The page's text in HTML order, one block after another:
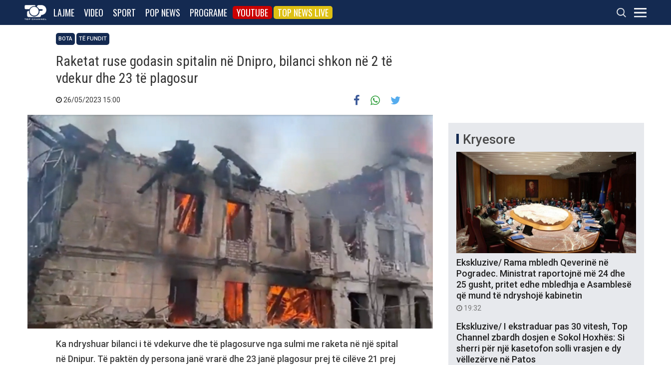
LAJME VIDEO SPORT POP NEWS PROGRAME YOUTUBE TOP NEWS LIVE
BOTA TË FUNDIT
Raketat ruse godasin spitalin në Dnipro, bilanci shkon në 2 të
vdekur dhe 23 të plagosur
26/05/2023 15:00
Ka ndryshuar bilanci i të vdekurve dhe të plagosurve nga sulmi me raketa në një spital
në Dnipur. Të paktën dy persona janë vrarë dhe 23 janë plagosur prej të cilëve 21 prej
Kryesore
Ekskluzive/ Rama mbledh Qeverinë në
Pogradec. Ministrat raportojnë më 24 dhe
25 gusht, pritet edhe mbledhja e Asamblesë
që mund të ndryshojë kabinetin
19:32
Ekskluzive/ I ekstraduar pas 30 vitesh, Top
Channel zbardh dosjen e Sokol Hoxhës: Si
sherri për një kasetofon solli vrasjen e dy
vëllezërve në Patos